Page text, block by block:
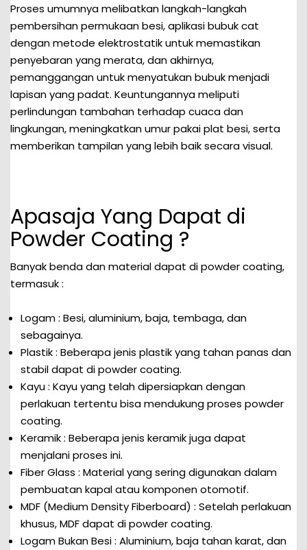
Proses umumnya melibatkan langkah-langkah
pembersihan permukaan besi, aplikasi bubuk cat
dengan metode elektrostatik untuk memastikan
penyebaran yang merata, dan akhirnya,
pemanggangan untuk menyatukan bubuk menjadi
lapisan yang padat. Keuntungannya meliputi
perlindungan tambahan terhadap cuaca dan
lingkungan, meningkatkan umur pakai plat besi, serta
memberikan tampilan yang lebih baik secara visual.
Apasaja Yang Dapat di
Powder Coating ?
Banyak benda dan material dapat di powder coating,
termasuk :
Logam : Besi, aluminium, baja, tembaga, dan
sebagainya.
Plastik : Beberapa jenis plastik yang tahan panas dan
stabil dapat di powder coating.
Kayu : Kayu yang telah dipersiapkan dengan
perlakuan tertentu bisa mendukung proses powder
coating.
Keramik : Beberapa jenis keramik juga dapat
menjalani proses ini.
Fiber Glass : Material yang sering digunakan dalam
pembuatan kapal atau komponen otomotif.
MDF (Medium Density Fiberboard) : Setelah perlakuan
khusus, MDF dapat di powder coating.
Logam Bukan Besi : Aluminium, baja tahan karat, dan